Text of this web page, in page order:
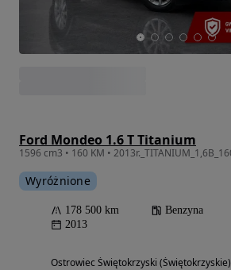
Ford Mondeo 1.6 T Titanium
Wyróżnione
178 500 km Benzyna
2013
Ostrowiec Świętokrzyski (Świętokrzyskie)